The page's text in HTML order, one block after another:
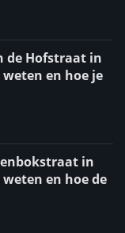
de Hofstraat in
en hoe je
in
en hoe de